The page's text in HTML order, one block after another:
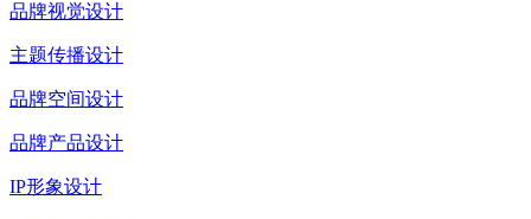
品牌视觉设计
主题传播设计
品牌空间设计
品牌产品设计
IP形象设计